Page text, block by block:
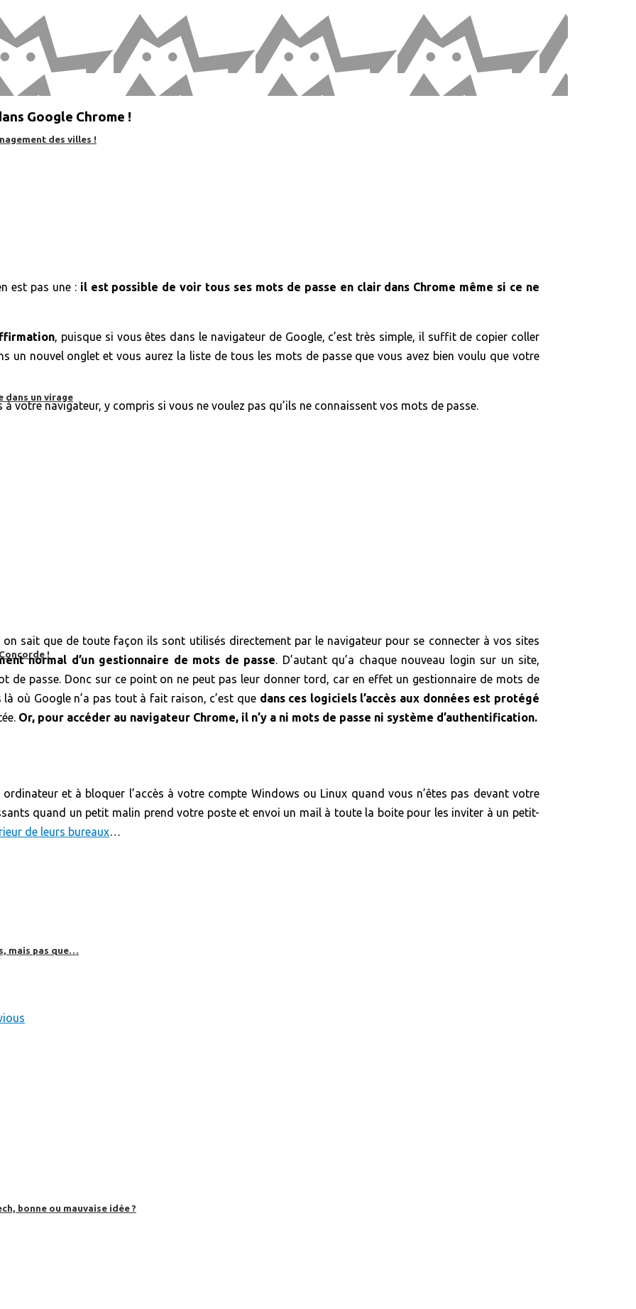
des villes !
dans un virage
!
mais pas que…
bonne ou mauvaise idée ?
Google Chrome !
est pas une : il est possible de voir tous ses mots de passe en clair dans Chrome même si ce ne
, puisque si vous êtes dans le navigateur de Google, c’est très simple, il suffit de copier coller
un nouvel onglet et vous aurez la liste de tous les mots de passe que vous avez bien voulu que votre
votre navigateur, y compris si vous ne voulez pas qu’ils ne connaissent vos mots de passe.
sait que de toute façon ils sont utilisés directement par le navigateur pour se connecter à vos sites
normal d’un gestionnaire de mots de passe. D’autant qu’a chaque nouveau login sur un site,
de passe. Donc sur ce point on ne peut pas leur donner tord, car en effet un gestionnaire de mots de
où Google n’a pas tout à fait raison, c’est que dans ces logiciels l’accès aux données est protégé
Or, pour accéder au navigateur Chrome, il n’y a ni mots de passe ni système d’authentification.
et à bloquer l’accès à votre compte Windows ou Linux quand vous n’êtes pas devant votre
quand un petit malin prend votre poste et envoi un mail à toute la boite pour les inviter à un petit-
de leurs bureaux…